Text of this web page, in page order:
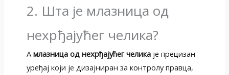
2. Шта је млазница од
нехрђајућег челика?
А млазница од нехрђајућег челикаје прецизан
уређај који је дизајниран за контролу правца,